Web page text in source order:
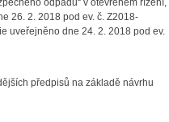
odpadu“ v otevřeném řízení,
26. 2. 2018 pod ev. č. Z2018-
uveřejněno dne 24. 2. 2018 pod ev.
předpisů na základě návrhu